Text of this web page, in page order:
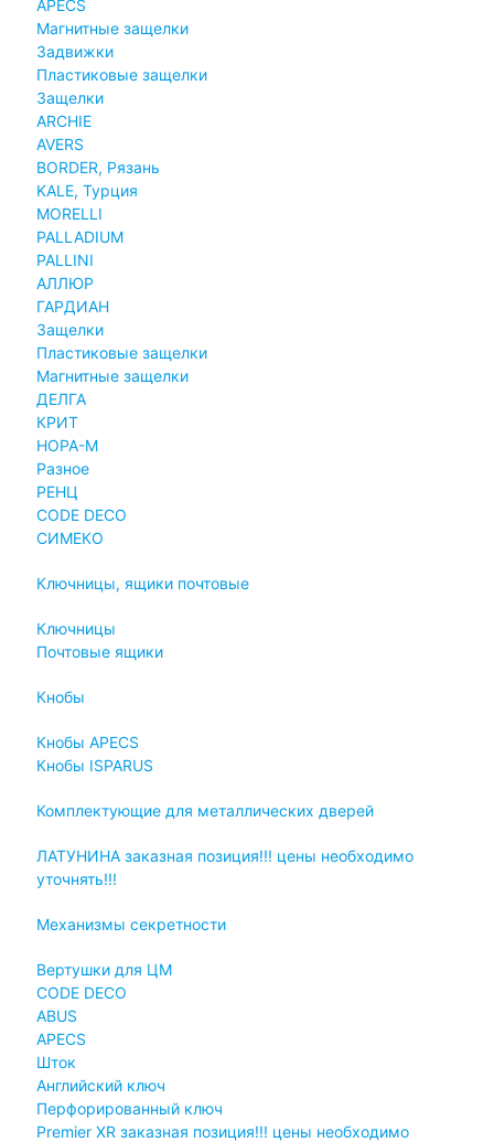
APECS
Магнитные защелки
Задвижки
Пластиковые защелки
Защелки
ARCHIE
AVERS
BORDER, Рязань
KALE, Турция
MORELLI
PALLADIUM
PALLINI
АЛЛЮР
ГАРДИАН
Защелки
Пластиковые защелки
Магнитные защелки
ДЕЛГА
КРИТ
НОРА-М
Разное
РЕНЦ
СODE DECO
СИМЕКО
Ключницы, ящики почтовые
Ключницы
Почтовые ящики
Кнобы
Кнобы APECS
Кнобы ISPARUS
Комплектующие для металлических дверей
ЛАТУНИНА заказная позиция!!! цены необходимо
уточнять!!!
Механизмы секретности
Вертушки для ЦМ
CODE DECO
ABUS
APECS
Шток
Английский ключ
Перфорированный ключ
Premier XR заказная позиция!!! цены необходимо